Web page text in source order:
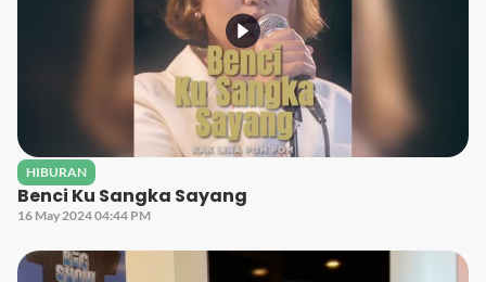
HIBURAN
Benci Ku Sangka Sayang
16 May 2024 04:44 PM